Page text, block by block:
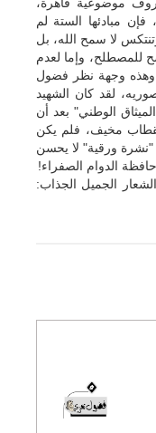
موضوعية قاهرة،
اليمنية، فإن مبادئها الستة لم
21 الأنصارية أن تركس وتنتكس لا سمح الله، بل
للمصطلح، وإما لعدم
وهذه وجهة نظر فضول
لقد كان الشهيد
يبدو صاحب "الميثاق الوطني" بعد أن
مخيف، فلم يكن
ورقية" لا يحسن
الدوام الصفراء!
الجميل الجذاب: